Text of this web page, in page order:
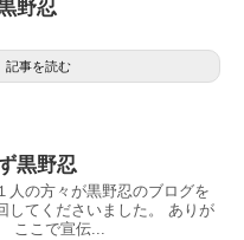
野忍
記事を読む
黒野忍
人の方々が黒野忍のブログを
してくださいました。 ありが
ここで宣伝...